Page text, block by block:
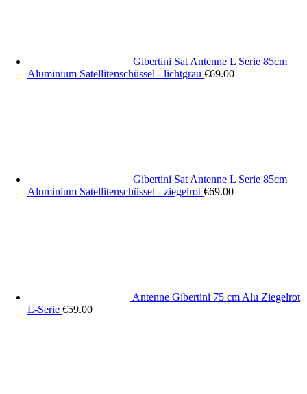
Gibertini Sat Antenne L Serie 85cm
Aluminium Satellitenschüssel - lichtgrau €69.00
Gibertini Sat Antenne L Serie 85cm
Aluminium Satellitenschüssel - ziegelrot €69.00
Antenne Gibertini 75 cm Alu Ziegelrot
L-Serie €59.00